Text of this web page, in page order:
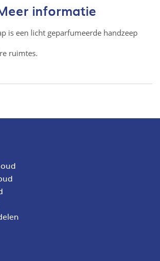
informatie
is een licht geparfumeerde handzeep
ruimtes.